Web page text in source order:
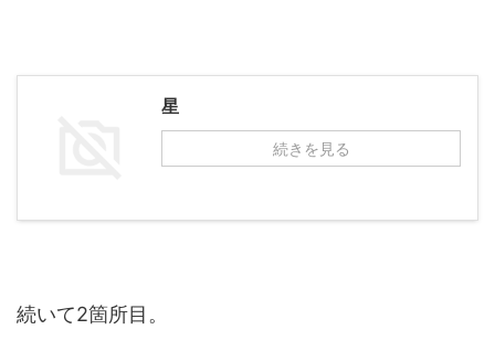
星
続きを見る
続いて2箇所目。